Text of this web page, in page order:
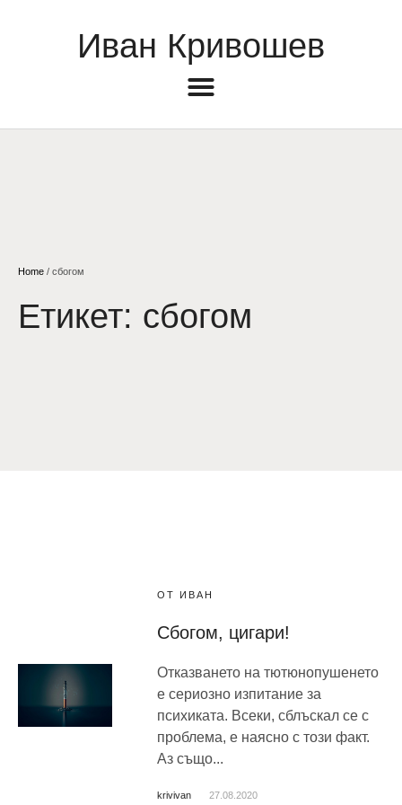
Иван Кривошев
Home / сбогом
Етикет: сбогом
ОТ ИВАН
Сбогом, цигари!
Отказването на тютюнопушенето
е сериозно изпитание за
психиката. Всеки, сблъскал се с
проблема, е наясно с този факт.
Аз също...
krivivan 27.08.2020